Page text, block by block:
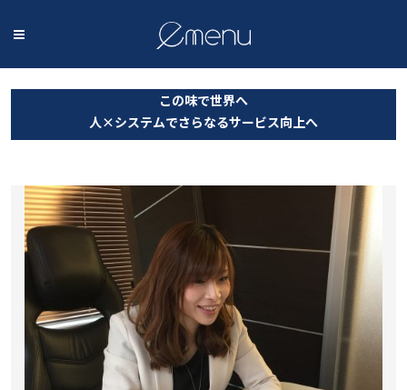
この味で世界へ
人×システムでさらなるサービス向上へ